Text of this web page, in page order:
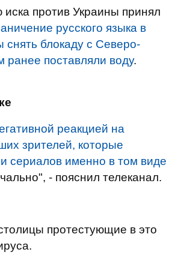
против Украины принял
русского языка в
блокаду с Северо-
ранее поставляли воду.
реакцией на
зрителей, которые
сериалов именно в том виде
- пояснил телеканал.
протестующие в это